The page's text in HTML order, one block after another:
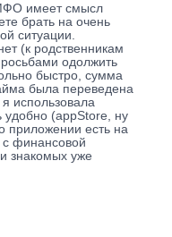
имеет смысл
брать на очень
ситуации.
(к родственникам
одолжить
быстро, сумма
была переведена
использовала
удобно (appStore, ну
приложении есть на
с финансовой
знакомых уже